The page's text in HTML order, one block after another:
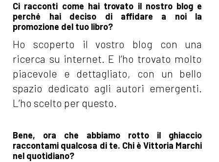
Ci racconti come hai trovato il nostro blog e
perché hai deciso di affidare a noi la
promozione del tuo libro?
Ho scoperto il vostro blog con una
ricerca su internet. E l’ho trovato molto
piacevole e dettagliato, con un bello
spazio dedicato agli autori emergenti.
L’ho scelto per questo.
Bene, ora che abbiamo rotto il ghiaccio
raccontami qualcosa di te. Chi è Vittoria Marchi
nel quotidiano?